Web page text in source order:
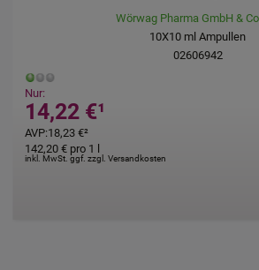
Wörwag Pharma GmbH &
10X10 ml Ampullen
02606942
Nur:
14,22 €¹
AVP:18,23 €²
inkl. MwSt. ggf. zzgl. Versandkosten
142,20 €pro 1 l